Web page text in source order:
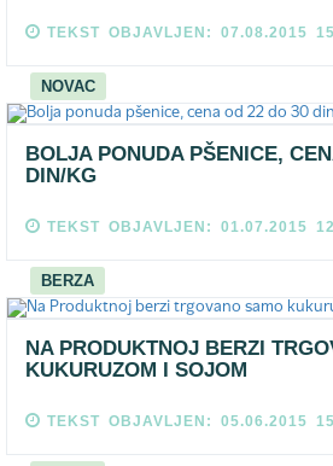
TEKST OBJAVLJEN: 07.08.2015
NOVAC
BOLJA PONUDA PŠENICE,
DIN/KG
TEKST OBJAVLJEN: 01.07.2015
BERZA
NA PRODUKTNOJ BERZI
KUKURUZOM I SOJOM
TEKST OBJAVLJEN: 05.06.2015